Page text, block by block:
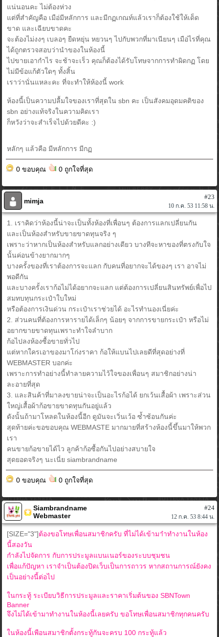
แน่นอนคะ ไม่ต้องห่วง
แต่ที่สำคัญคือ เมือ่มีหลักการ และมีกฏเกณท์แล้วเราก็ต้องใช้ให้เด็ด
ขาด และเฉียบขาดคะ
จะต้องไม่งงๆ เบลอๆ ยืดหยุ่น หยวนๆ ไปกับพวกที่มาเนียนๆ เมือ่ไรที่คุณ
ได้ถูกตรวจสอบว่านำของในห้องนี้
ไปขายเอากำไร จะช้าจะเร็ว คุณก็ต้องได้รับโทษจากการทำผิดกฏ โดย
ไม่มีข้อแก้ตัวใดๆ ทั้งสิ้น
เราว่านั่นแหละคะ ที่จะทำให้ห้องนี้ work
ห้องนี้เป็นความปลื้มใจของเราที่สุดใน sbn คะ เป็นสังคมอุดมคติของ
sbn อย่างแท้จริงในความคิดเรา
ก็หวังว่าจะสำเร็จไปด้วยดีคะ :)
หลักๆ แล้วคือ มีหลักการ มีกฏ
0 ขอบคุณ 0 ถูกใจที่สุด
mimja
#23
10 ก.ค. 53 11:58 น.
1. เราคิดว่าห้องนี้น่าจะเป็นทั้งห้องที่เพื่อนๆ ต้องการแลกเปลี่ยนกัน
และเป็นห้องสำหรับขายขาดทุนจริง ๆ
เพราะว่าหากเป็นห้องสำหรับแลกอย่างเดียว บางทีจะหาของที่ตรงกับใจ
นั้นค่อนข้างยากมากๆ
บางครั้งของที่เราต้องการจะแลก กับคนที่อยากจะได้ของๆ เรา อาจไม่
พอดีกัน
และบางครั้งเราก้อไม่ได้อยากจะแลก แต่ต้องการเปลี่ยนสินทรัพย์เพื่อไป
สมทบทุนกระเป๋าใบใหม่
หรือต้องการเงินด่วน กระเป๋าเราช่วยได้ อะไรทำนองเนี่ยค่ะ
2. ส่วนคนที่ต้องการหารายได้เล็กๆ น้อยๆ จากการขายกระเป๋า หรือไม่
อยากขายขาดทุนเพราะทำใจลำบาก
ก้อไปลงห้องซื้อขายทั่วไป
แต่หากใครเอาของมาโก่งราคา ก้อให้แบนไปเลยดีที่สุดอย่างที่
WEBMASTER บอกค่ะ
เพราะการทำอย่างนี้ทำลายความไว้ใจของเพื่อนๆ สมาชิกอย่างน่า
ละอายที่สุด
3. และสินค้าที่มาลงขายน่าจะเป็นอะไรก้อได้ ยกเว้นเสื้อผ้า เพราะส่วน
ใหญ่เสื้อผ้าก้อขายขาดทุนกันอยู่แล้ว
ดังนั้นถ้ามาโหลดในห้องนี้อีก ดูมันจะเวิ่นเว้อ ซ้ำซ้อนกันค่ะ
สุดท้ายค่ะขอขอบคุณ WEBMASTE มากมายที่สร้างห้องนี้ขึ้นมาให้พวก
เรา
คนขายก้อขายได้ไว ลูกค้าก้อซื้อกันไปอย่างสบายใจ
สุดยอดจริงๆ นะเนี่ย siambrandname
0 ขอบคุณ 0 ถูกใจที่สุด
Siambrandname
Webmaster
#24
12 ก.ค. 53 8:44 น.
[SIZE="3"]ต้องขอโทษเพื่อนสมาชิกครับ ที่ไม่ได้เข้ามาำทำงานในห้อง
นี้สองวัน
กำลังไปจัดการ กับการประมูลแบนเนอร์ของระบบชุมชน
เพื่อแก้ปัญหา เราจำเป็นต้องปิดเว็บเป็นการถาวร หากสถานการณ์ยังคง
เป็นอย่างนี้ต่อไป
ในกระทู้ ระเบียบวิธีการประมูลและราคาเริ่มต้นของ SBNTown
Banner
จึงไม่ได้เข้ามาทำงานในห้องนี้เลยครับ ขอโทษเพื่อนสมาชิกทุกคนครับ
ในห้องนี้เพือนสมาชิกตั้งกระทู้กันจะครบ 100 กระทู้แล้ว